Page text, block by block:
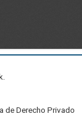
de Derecho Privado